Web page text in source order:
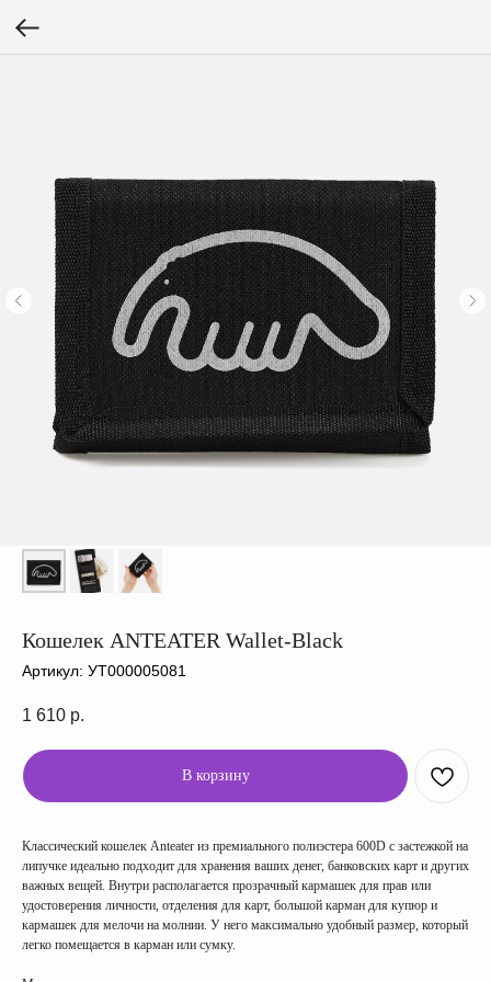
Кошелек ANTEATER Wallet-Black
Артикул: УТ000005081
1 610 р.
В корзину
Классический кошелек Anteater из премиального полиэстера 600D с застежкой на
липучке идеально подходит для хранения ваших денег, банковских карт и других
важных вещей. Внутри располагается прозрачный кармашек для прав или
удостоверения личности, отделения для карт, большой карман для купюр и
кармашек для мелочи на молнии. У него максимально удобный размер, который
легко помещается в карман или сумку.